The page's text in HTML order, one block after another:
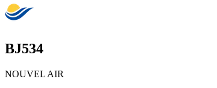
BJ534
NOUVEL AIR